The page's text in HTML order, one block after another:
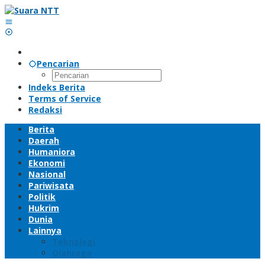
Lewati
ke
konten
Pencarian
Indeks Berita
Terms of Service
Redaksi
Berita
Daerah
Humaniora
Ekonomi
Nasional
Pariwisata
Politik
Hukrim
Dunia
Lainnya
Teknologi
Olahraga